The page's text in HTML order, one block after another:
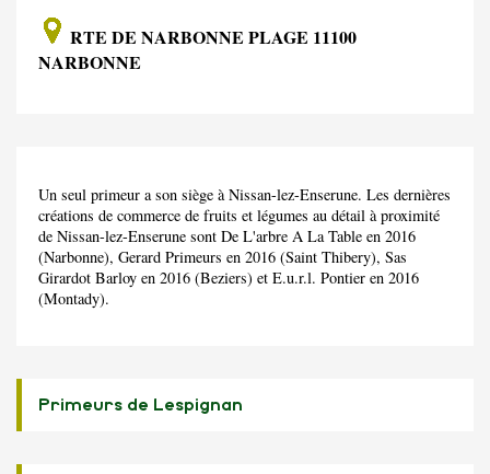
RTE DE NARBONNE PLAGE 11100
NARBONNE
Un seul primeur a son siège à Nissan-lez-Enserune. Les dernières
créations de commerce de fruits et légumes au détail à proximité
de Nissan-lez-Enserune sont De L'arbre A La Table en 2016
(Narbonne), Gerard Primeurs en 2016 (Saint Thibery), Sas
Girardot Barloy en 2016 (Beziers) et E.u.r.l. Pontier en 2016
(Montady).
Primeurs de Lespignan